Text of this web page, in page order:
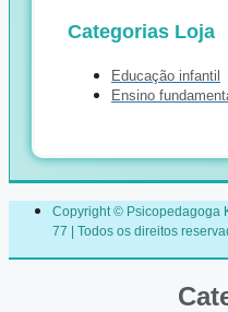
Categorias Loja
Educação infantil
Ensino
Copyright © Psicopedagoga
77 | Todos os direitos